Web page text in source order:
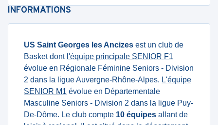
INFORMATIONS
US Saint Georges les Ancizes est un club de
Basket dont l'équipe principale SENIOR F1
évolue en Régionale Féminine Seniors - Division
2 dans la ligue Auvergne-Rhône-Alpes. L'équipe
SENIOR M1 évolue en Départementale
Masculine Seniors - Division 2 dans la ligue Puy-
De-Dôme. Le club compte 10 équipes allant de